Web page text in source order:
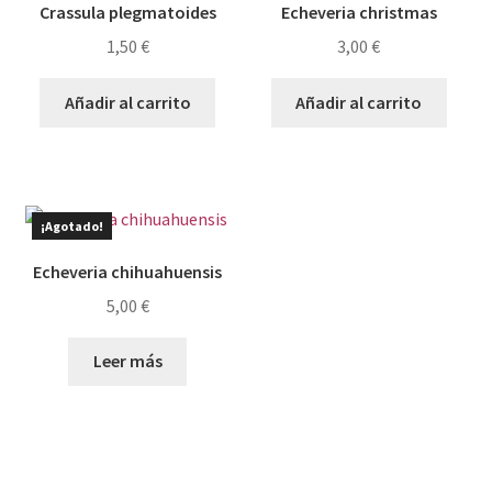
Crassula plegmatoides
1,50 €
Añadir al carrito
Echeveria christmas
3,00€
Añadir al carrito
¡Agotado!
Echeveria chihuahuensis
5,00 €
Leer más